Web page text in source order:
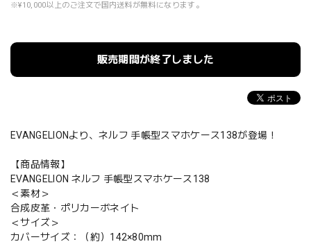
※¥10,000以上のご注文で国内送料が無料になります。
販売期間が終了しました
EVANGELIONより、ネルフ 手帳型スマホケース138が登場！
【商品情報】
EVANGELION ネルフ 手帳型スマホケース138
＜素材＞
合成皮革・ポリカーボネイト
＜サイズ＞
カバーサイズ：（約）142×80mm